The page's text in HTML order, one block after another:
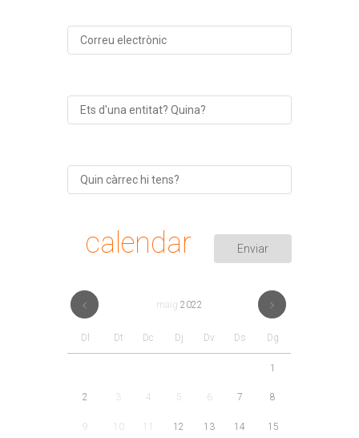
calendar
maig 2022
Dl Dt Dc Dj Dv Ds Dg
1
2 3 4 5 6 7 8
9 10 12 13 14 15